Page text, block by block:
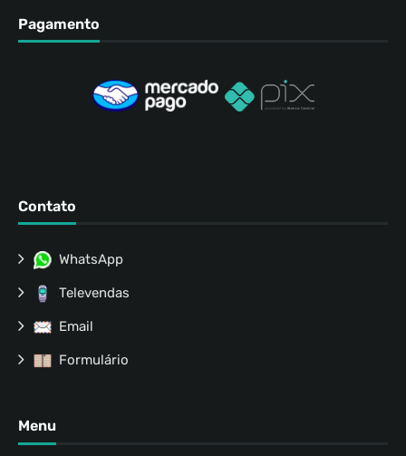
Pagamento
Contato
WhatsApp
Televendas
Email
Formulário
Menu